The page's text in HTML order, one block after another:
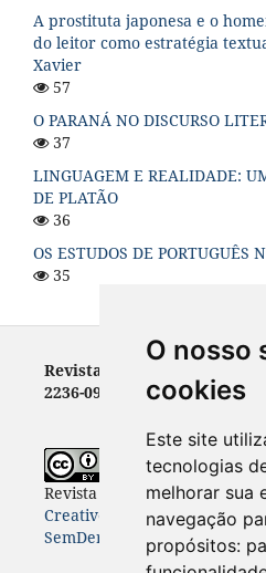
O nosso
cookies
Este site
tecnologias
melhorar sua
navegação
propósitos:
A prostituta japonesa e o
do leitor como estratégia
Xavier
57
O PARANÁ NO DISCURSO
37
LINGUAGEM E REALIDADE:
DE PLATÃO
36
OS ESTUDOS DE PORTUGUÊS
35
Revista Letras - ISSN 0100-
2236-0999 (versão eletrônica)
Revista Letrasestá licenciada
Creative Commons
SemDerivações 4.0